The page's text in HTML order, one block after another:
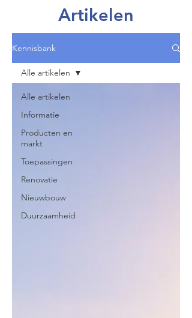
Artikelen
Kennisbank
Alle artikelen
Informatie
Producten en
markt
Toepassingen
Renovatie
Nieuwbouw
Duurzaamheid
Alle artikelen